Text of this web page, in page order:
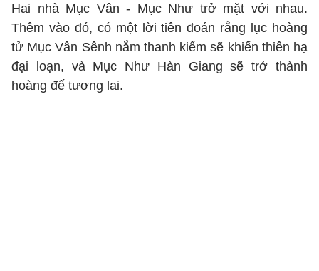
Hai nhà Mục Vân - Mục Như trở mặt với nhau.
Thêm vào đó, có một lời tiên đoán rằng lục hoàng
tử Mục Vân Sênh nắm thanh kiếm sẽ khiến thiên hạ
đại loạn, và Mục Như Hàn Giang sẽ trở thành
hoàng đế tương lai.